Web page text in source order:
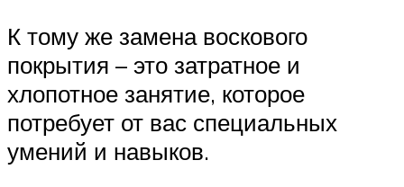
К тому же замена воскового
покрытия – это затратное и
хлопотное занятие, которое
потребует от вас специальных
умений и навыков.